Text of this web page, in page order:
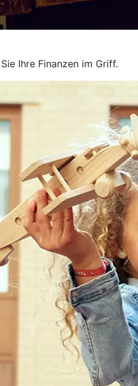
Ihre Finanzen im Griff.